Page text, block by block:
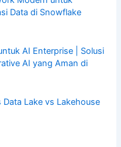
Data di Snowflake
AI Enterprise | Solusi
AI yang Aman di
Data Lake vs Lakehouse